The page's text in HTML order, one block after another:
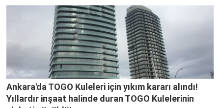
Ankara'da TOGO Kuleleri için yıkım kararı alındı!
Yıllardır inşaat halinde duran TOGO Kulelerinin